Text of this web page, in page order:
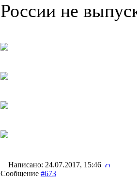
России не
Написано: 24.07.2017, 15:46
Сообщение #673